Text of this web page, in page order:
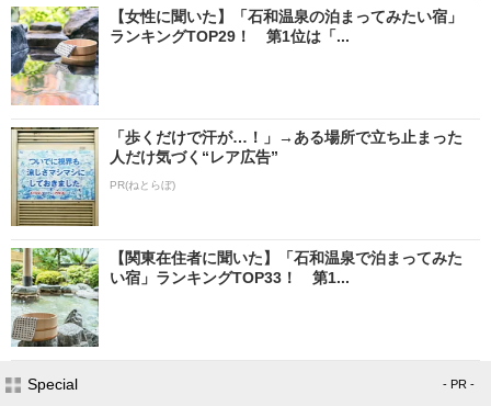
【女性に聞いた】「石和温泉の泊まってみたい宿」
ランキングTOP29！ 第1位は「...
「歩くだけで汗が…！」→ある場所で立ち止まった
人だけ気づく“レア広告”
PR(ねとらぼ)
【関東在住者に聞いた】「石和温泉で泊まってみた
い宿」ランキングTOP33！ 第1...
Special - PR -